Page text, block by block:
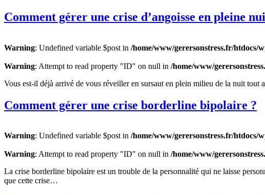
Comment gérer une crise d’angoisse en pleine
Warning: Undefined variable $post in /home/www/gerersonstress.fr/htdocs/
Warning: Attempt to read property "ID" on null in /home/www/
Vous est-il déjà arrivé de vous réveiller en sursaut en plein milieu de la nuit
Comment gérer une crise borderline bipolaire ?
Warning: Undefined variable $post in /home/www/gerersonstress.fr/htdocs/
Warning: Attempt to read property "ID" on null in /home/www/
La crise borderline bipolaire est un trouble de la personnalité qui ne laisse
que cette crise…